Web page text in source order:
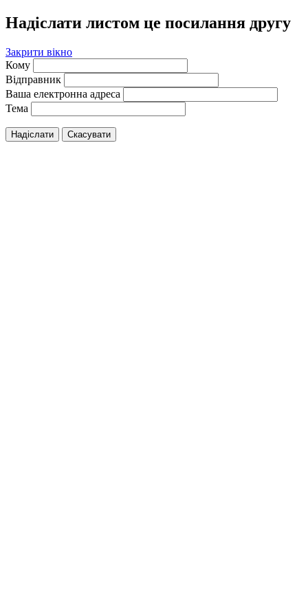
Надіслати листом це посилання другу
Закрити вікно
Кому
Відправник
Ваша електронна адреса
Тема
Надіслати Скасувати